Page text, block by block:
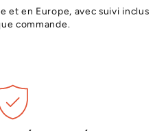
et en Europe, avec suivi inclus
commande.